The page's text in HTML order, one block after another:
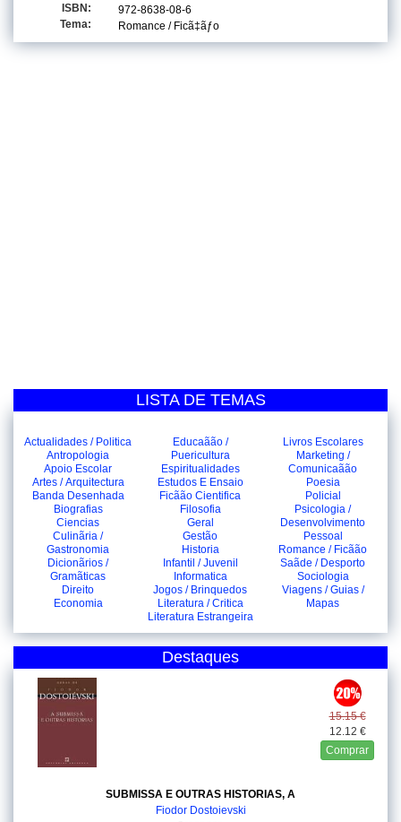
ISBN:
972-8638-08-6
Tema:
Romance / Ficã‡ãƒo
LISTA DE TEMAS
Actualidades / Politica
Antropologia
Apoio Escolar
Artes / Arquitectura
Banda Desenhada
Biografias
Ciencias
Culinãria /
Gastronomia
Dicionãrios /
Gramãticas
Direito
Economia
Educaãão /
Puericultura
Espiritualidades
Estudos E Ensaio
Ficãão Cientifica
Filosofia
Geral
Gestão
Historia
Infantil / Juvenil
Informatica
Jogos / Brinquedos
Literatura / Critica
Literatura Estrangeira
Livros Escolares
Marketing /
Comunicaãão
Poesia
Policial
Psicologia /
Desenvolvimento
Pessoal
Romance / Ficãão
Saãde / Desporto
Sociologia
Viagens / Guias /
Mapas
Destaques
15.15 €
12.12 €
Comprar
SUBMISSA E OUTRAS HISTORIAS, A
Fiodor Dostoievski